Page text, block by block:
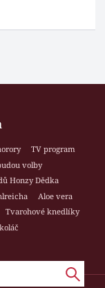
TV program
volby
Honzy Dědka
Aloe vera
Tvarohové knedlíky